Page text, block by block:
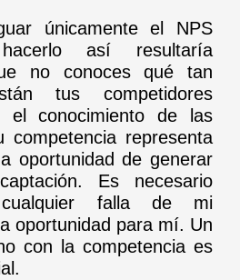
únicamente el NPS
así resultaría
no conoces qué tan
tus competidores
el conocimiento de las
competencia representa
oportunidad de generar
Es necesario
falla de mi
oportunidad para mí. Un
con la competencia es